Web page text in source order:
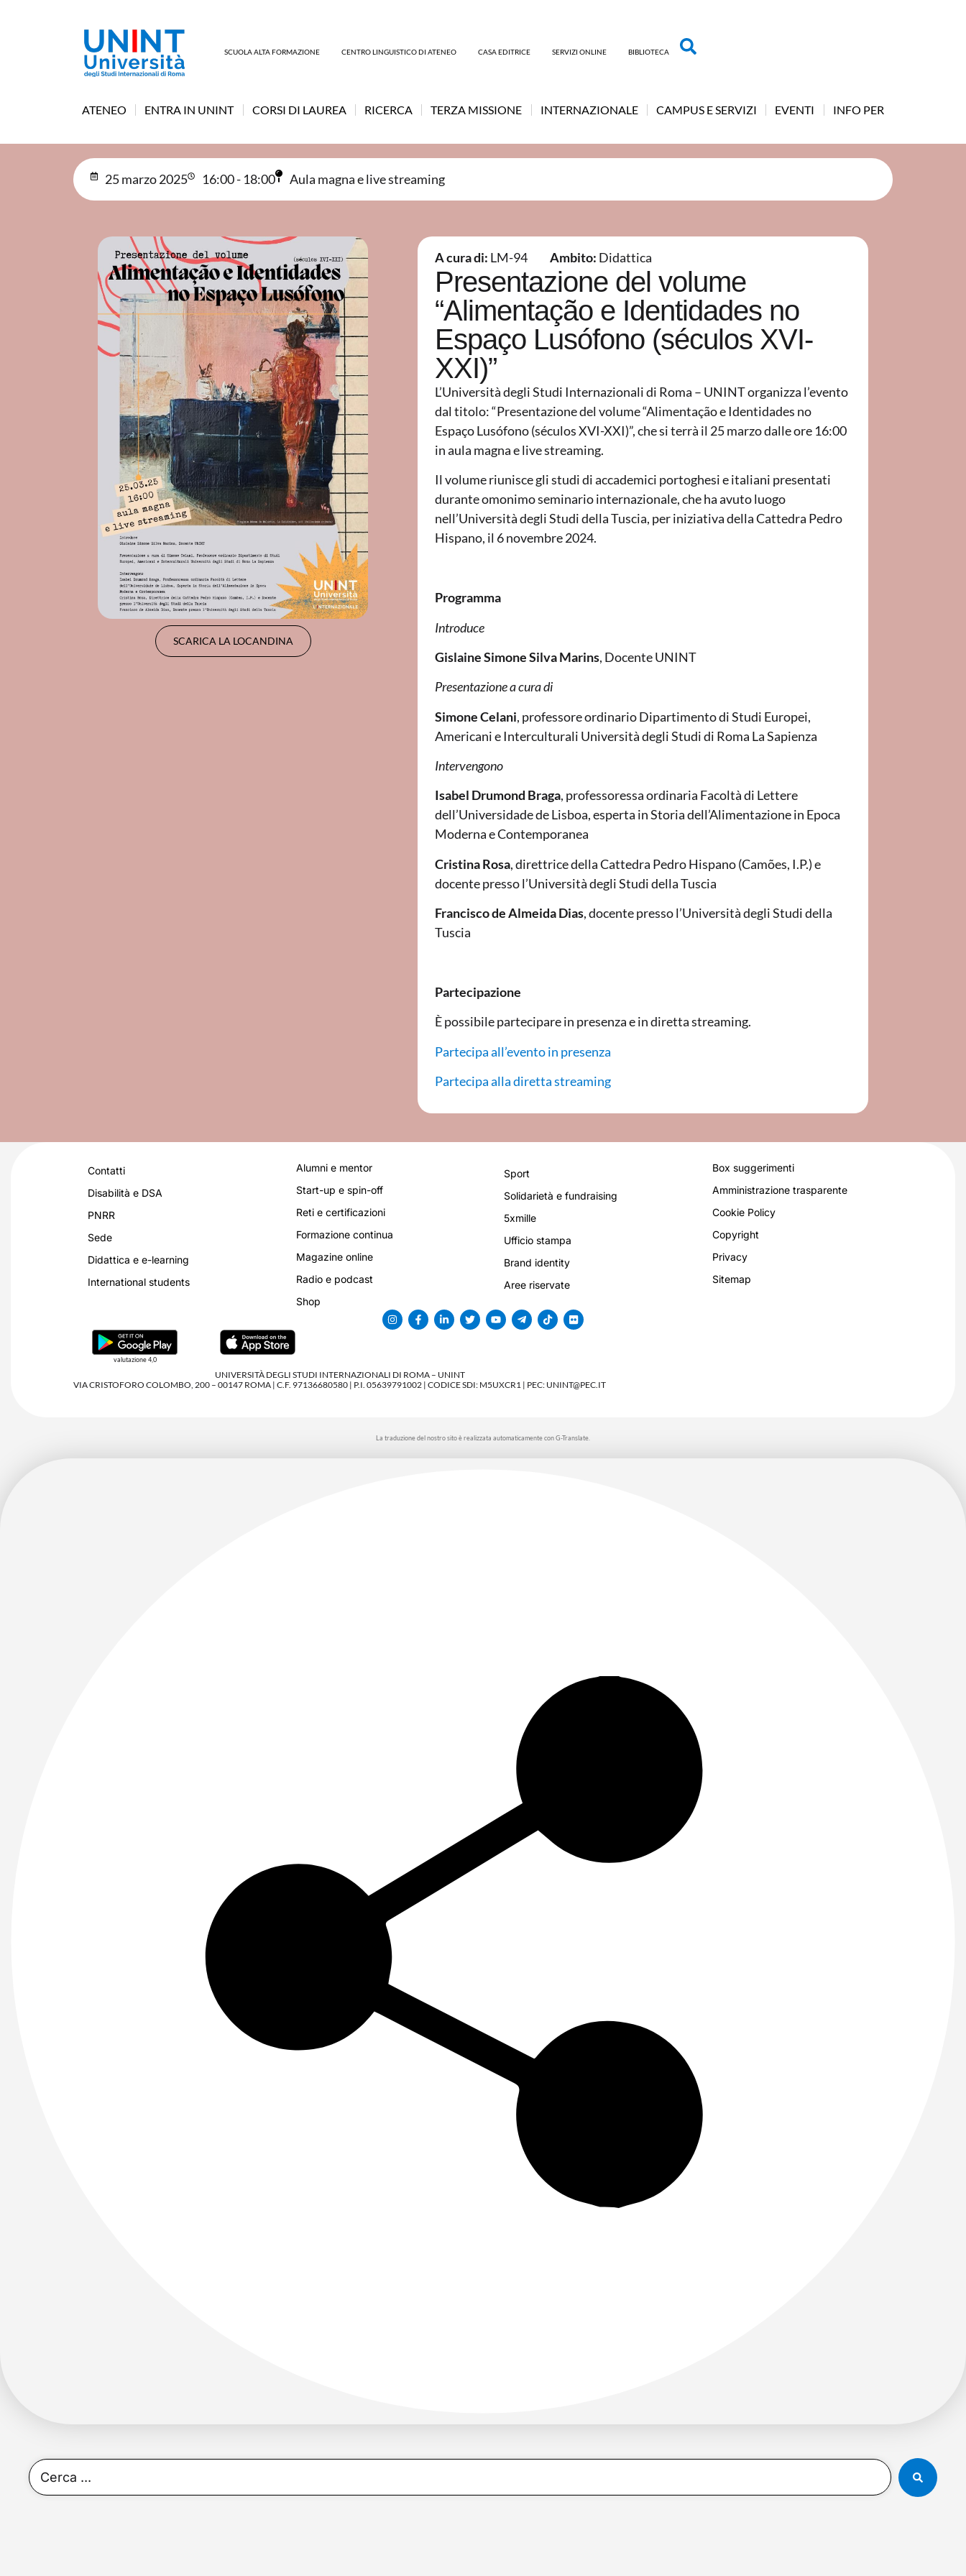
SCUOLA ALTA FORMAZIONE CENTRO LINGUISTICO DI ATENEO CASA EDITRICE SERVIZI ONLINE BIBLIOTECA
ATENEO ENTRA IN UNINT CORSI DI LAUREA RICERCA TERZA MISSIONE INTERNAZIONALE CAMPUS E SERVIZI EVENTI INFO PER
25 marzo 2025 16:00 - 18:00 Aula magna e live streaming
SCARICA LA LOCANDINA
A cura di: LM-94 Ambito: Didattica
Presentazione del volume
“Alimentação e Identidades no
Espaço Lusófono (séculos XVI-
XXI)”
L’Università degli Studi Internazionali di Roma – UNINT organizza l’evento
dal titolo: “Presentazione del volume “Alimentação e Identidades no
Espaço Lusófono (séculos XVI-XXI)”, che si terrà il 25 marzo dalle ore 16:00
in aula magna e live streaming.
Il volume riunisce gli studi di accademici portoghesi e italiani presentati
durante omonimo seminario internazionale, che ha avuto luogo
nell’Università degli Studi della Tuscia, per iniziativa della Cattedra Pedro
Hispano, il 6 novembre 2024.
Programma
Introduce
Gislaine Simone Silva Marins, Docente UNINT
Presentazione a cura di
Simone Celani, professore ordinario Dipartimento di Studi Europei,
Americani e Interculturali Università degli Studi di Roma La Sapienza
Intervengono
Isabel Drumond Braga, professoressa ordinaria Facoltà di Lettere
dell’Universidade de Lisboa, esperta in Storia dell’Alimentazione in Epoca
Moderna e Contemporanea
Cristina Rosa, direttrice della Cattedra Pedro Hispano (Camões, I.P.) e
docente presso l’Università degli Studi della Tuscia
Francisco de Almeida Dias, docente presso l’Università degli Studi della
Tuscia
Partecipazione
È possibile partecipare in presenza e in diretta streaming.
Partecipa all’evento in presenza
Partecipa alla diretta streaming
Contatti
Disabilità e DSA
PNRR
Sede
Didattica e e-learning
International students
Alumni e mentor
Start-up e spin-off
Reti e certificazioni
Formazione continua
Magazine online
Radio e podcast
Shop
Sport
Solidarietà e fundraising
5xmille
Ufficio stampa
Brand identity
Aree riservate
Box suggerimenti
Amministrazione trasparente
Cookie Policy
Copyright
Privacy
Sitemap
valutazione 4,0
UNIVERSITÀ DEGLI STUDI INTERNAZIONALI DI ROMA – UNINT
VIA CRISTOFORO COLOMBO, 200 – 00147 ROMA | C.F. 97136680580 | P.I. 05639791002 | CODICE SDI: M5UXCR1 | PEC: UNINT@PEC.IT
La traduzione del nostro sito è realizzata automaticamente con G-Translate.